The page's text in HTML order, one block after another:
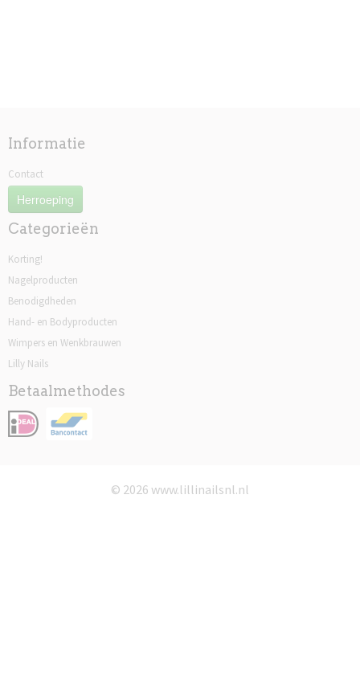
Informatie
Contact
Herroeping
Categorieën
Korting!
Nagelproducten
Benodigdheden
Hand- en Bodyproducten
Wimpers en Wenkbrauwen
Lilly Nails
Betaalmethodes
© 2026 www.lillinailsnl.nl